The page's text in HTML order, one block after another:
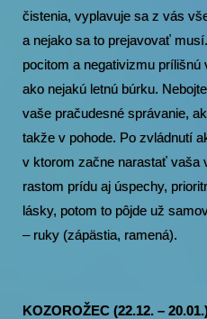
čistenia, vyplavuje sa z vás
a nejako sa to prejavovať
pocitom a negativizmu
ako nejakú letnú búrku.
vaše pračudesné správanie,
takže v pohode. Po zvládnutí
v ktorom začne narastať vaša
rastom prídu aj úspechy,
lásky, potom to pôjde už
– ruky (zápästia, ramená).
KOZOROŽEC (22.12. –